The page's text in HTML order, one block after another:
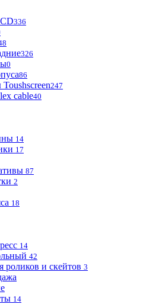
336
326
0
86
247
cable40
14
17
87
2
18
14
42
и скейтов 3
14